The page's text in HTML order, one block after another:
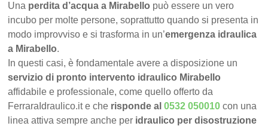
Una perdita d’acqua a Mirabello può essere un vero
incubo per molte persone, soprattutto quando si presenta in
modo improvviso e si trasforma in un’emergenza idraulica
a Mirabello.
In questi casi, è fondamentale avere a disposizione un
servizio di pronto intervento idraulico Mirabello
affidabile e professionale, come quello offerto da
FerraraIdraulico.it e che risponde al0532 050010 con una
linea attiva sempre anche per idraulico per disostruzione